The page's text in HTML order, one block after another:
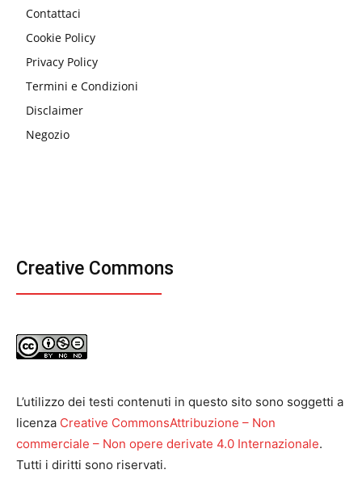
Contattaci
Cookie Policy
Privacy Policy
Termini e Condizioni
Disclaimer
Negozio
Creative Commons
L’utilizzo dei testi contenuti in questo sito sono soggetti a
licenza Creative CommonsAttribuzione – Non
commerciale – Non opere derivate 4.0 Internazionale.
Tutti i diritti sono riservati.